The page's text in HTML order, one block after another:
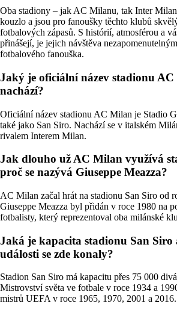
Oba stadiony – jak AC Milanu, tak Inter
kouzlo a jsou pro fanoušky těchto klubů
fotbalových zápasů. S histórií, atmosférou a
přinášejí, je jejich návštěva
fotbalového fanouška.
Jaký je oficiální název stadionu AC
nachází?
Oficiální název stadionu AC Milan je Stadio
také jako San Siro. Nachází se v italském
rivalem Interem Milan.
Jak dlouho už AC Milan využívá
proč se nazývá Giuseppe Meazza?
AC Milan začal hrát na stadionu San Siro od
Giuseppe Meazza byl přidán v roce 1980 na
fotbalisty, který reprezentoval oba milánské
Jaká je kapacita stadionu San Siro
události se zde konaly?
Stadion San Siro má kapacitu přes 75 000
Mistrovství světa ve fotbale v roce 1934 a
mistrů UEFA v roce 1965, 1970, 2001 a 2016.